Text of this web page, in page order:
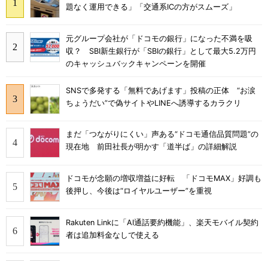
題なく運用できる」「交通系ICの方がスムーズ」
元グループ会社が「ドコモの銀行」になった不満を吸
収？ SBI新生銀行が「SBIの銀行」として最大5.2万円
のキャッシュバックキャンペーンを開催
SNSで多発する「無料であげます」投稿の正体 “お涙
ちょうだい”で偽サイトやLINEへ誘導するカラクリ
まだ「つながりにくい」声ある“ドコモ通信品質問題”の
現在地 前田社長が明かす「道半ば」の詳細解説
ドコモが念願の増収増益に好転 「ドコモMAX」好調も
後押し、今後は“ロイヤルユーザー”を重視
Rakuten Linkに「AI通話要約機能」、楽天モバイル契約
者は追加料金なしで使える